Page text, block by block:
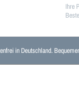
Ihre
in Deutschland.